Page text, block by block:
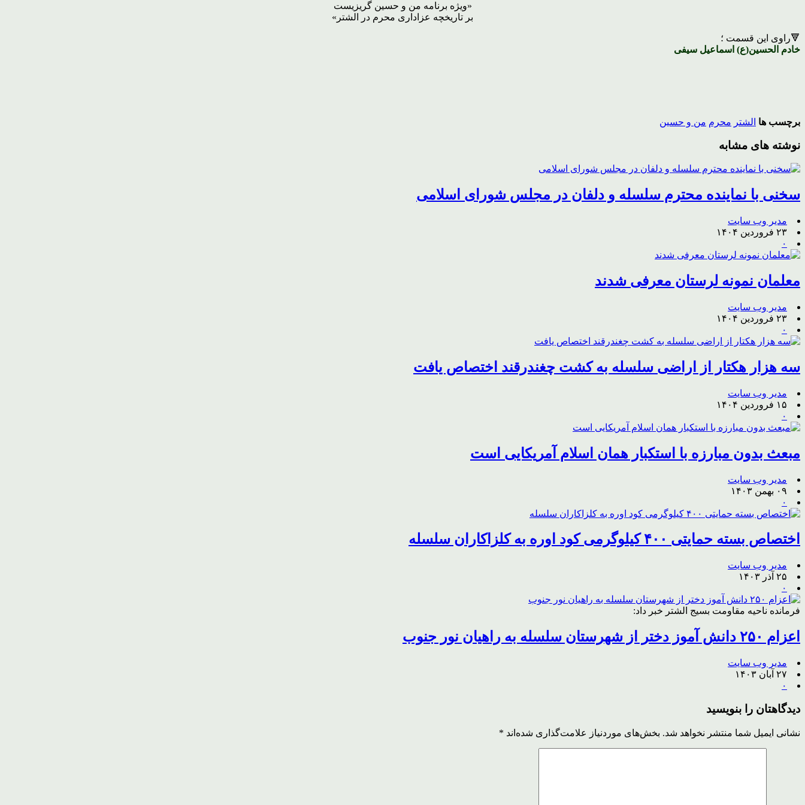
«ویژه برنامه من و حسین گریزیست
بر تاریخچه عزاداری محرم در الشتر»
🔻راوی این قسمت ؛
خادم الحسین(ع) اسماعیل سیفی
برچسب ها الشتر محرم من و حسین
نوشته های مشابه
سخنی با نماینده محترم سلسله و دلفان در مجلس شورای اسلامی
مدیر وب سایت
۲۳ فروردین ۱۴۰۴
۰
معلمان نمونه لرستان معرفی شدند
مدیر وب سایت
۲۳ فروردین ۱۴۰۴
۰
سه هزار هکتار از اراضی سلسله به کشت چغندرقند اختصاص یافت
مدیر وب سایت
۱۵ فروردین ۱۴۰۴
۰
مبعث بدون مبارزه با استکبار همان اسلام آمریکایی است
مدیر وب سایت
۰۹ بهمن ۱۴۰۳
۰
اختصاص بسته حمایتی ۴۰۰ کیلوگرمی کود اوره به کلزاکاران سلسله
مدیر وب سایت
۲۵ آذر ۱۴۰۳
۰
فرمانده ناحیه مقاومت بسیج الشتر خبر داد:
اعزام ۲۵۰ دانش آموز دختر از شهرستان سلسله به راهیان نور جنوب
مدیر وب سایت
۲۷ آبان ۱۴۰۳
۰
دیدگاهتان را بنویسید
نشانی ایمیل شما منتشر نخواهد شد. بخش‌های موردنیاز علامت‌گذاری شده‌اند *